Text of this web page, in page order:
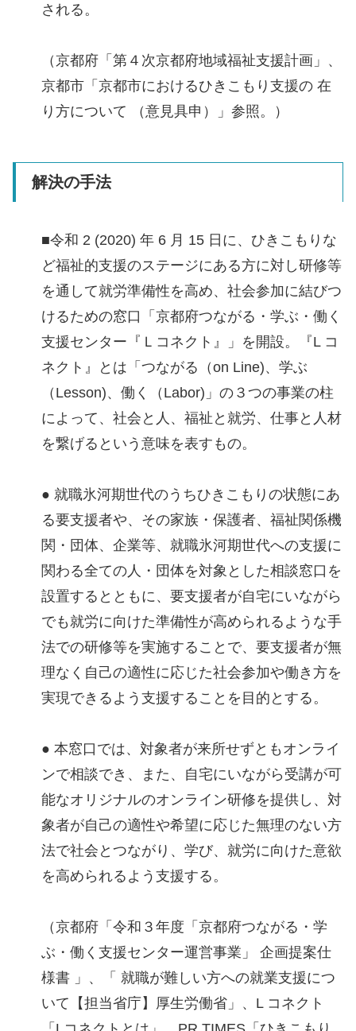
される。
（京都府「第４次京都府地域福祉支援計画」、
京都市「京都市におけるひきこもり支援の 在
り方について （意見具申）」参照。）
解決の手法
■令和 2 (2020) 年 6 月 15 日に、ひきこもりな
ど福祉的支援のステージにある方に対し研修等
を通して就労準備性を高め、社会参加に結びつ
けるための窓口「京都府つながる・学ぶ・働く
支援センター『Ｌコネクト』」を開設。『L コ
ネクト』とは「つながる（on Line)、学ぶ
（Lesson)、働く（Labor)」の３つの事業の柱
によって、社会と人、福祉と就労、仕事と⼈材
を繋げるという意味を表すもの。
● 就職氷河期世代のうちひきこもりの状態にあ
る要支援者や、その家族・保護者、福祉関係機
関・団体、企業等、就職氷河期世代への支援に
関わる全ての人・団体を対象とした相談窓口を
設置するとともに、要支援者が自宅にいながら
でも就労に向けた準備性が高められるような手
法での研修等を実施することで、要支援者が無
理なく自己の適性に応じた社会参加や働き方を
実現できるよう支援することを目的とする。
● 本窓口では、対象者が来所せずともオンライ
ンで相談でき、また、自宅にいながら受講が可
能なオリジナルのオンライン研修を提供し、対
象者が自己の適性や希望に応じた無理のない方
法で社会とつながり、学び、就労に向けた意欲
を高められるよう支援する。
（京都府「令和３年度「京都府つながる・学
ぶ・働く支援センター運営事業」 企画提案仕
様書 」、「 就職が難しい方への就業支援につ
いて【担当省庁】厚生労働省」、L コネクト